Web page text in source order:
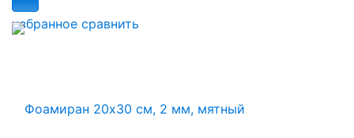
избранное сравнить